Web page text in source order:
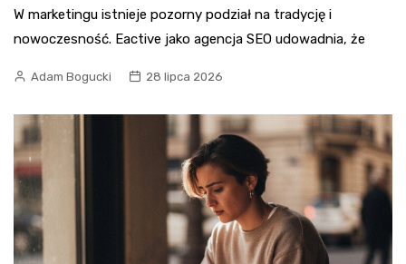
W marketingu istnieje pozorny podział na tradycję i
nowoczesność. Eactive jako agencja SEO udowadnia, że
Adam Bogucki 28 lipca 2026